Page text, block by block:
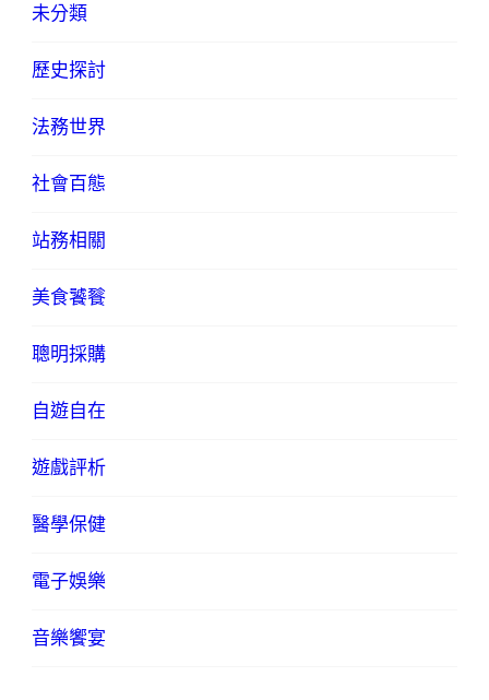
未分類
歷史探討
法務世界
社會百態
站務相關
美食饕餮
聰明採購
自遊自在
遊戲評析
醫學保健
電子娛樂
音樂饗宴